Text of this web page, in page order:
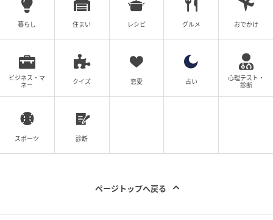
暮らし 住まい レシピ グルメ おでかけ
ビジネス・マ
ネー
クイズ 恋愛 占い
心理テスト・
診断
スポーツ 診断
ページトップへ戻る